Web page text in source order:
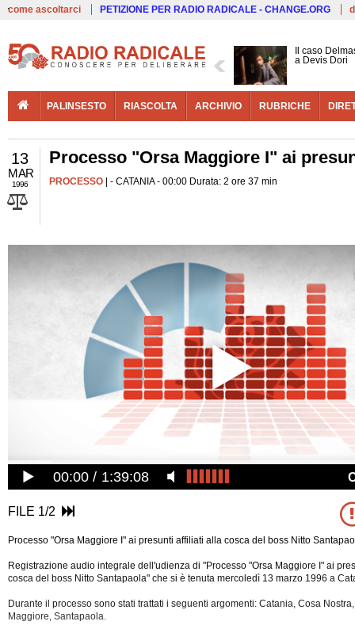
come ascoltarci PETIZIONE PER RADIO RADICALE - CHANGE.ORG
Il caso
a Devis Dori
PALINSESTO RIASCOLTA ARCHIVIO RUBRICHE
13
MAR
1996
Processo "Orsa Maggiore I" ai
PROCESSO | - CATANIA - 00:00 Durata: 2 ore 37 min
00:00 1:39:08
FILE 1/2
Processo "Orsa Maggiore I" ai presunti affiliati alla cosca del boss Nitto
Registrazione audio integrale dell'udienza di "Processo "Orsa Maggiore I" ai
cosca del boss Nitto Santapaola" che si è tenuta mercoledì 13 marzo 1996 a
Durante il processo sono stati trattati i seguenti argomenti: Catania, Cosa
Maggiore, Santapaola.